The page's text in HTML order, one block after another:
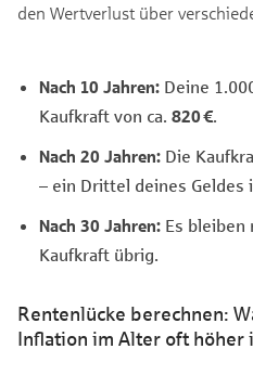
den Wertverlust über
Nach 10 Jahren: Deine
Kaufkraft von ca. 820 €
Nach 20 Jahren: Die
– ein Drittel deines Geldes
Nach 30 Jahren: Es bleiben
Kaufkraft übrig.
Rentenlücke berechnen:
Inflation im Alter oft höher